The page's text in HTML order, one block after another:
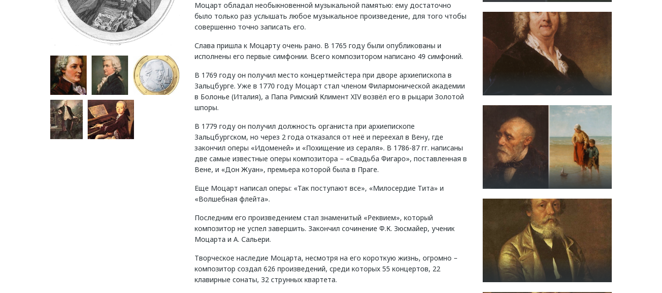
Моцарт обладал необыкновенной музыкальной памятью: ему достаточно
было только раз услышать любое музыкальное произведение, для того чтобы
совершенно точно записать его.
Слава пришла к Моцарту очень рано. В 1765 году были опубликованы и
исполнены его первые симфонии. Всего композитором написано 49 симфоний.
В 1769 году он получил место концертмейстера при дворе архиепископа в
Зальцбурге. Уже в 1770 году Моцарт стал членом Филармонической академии
в Болонье (Италия), а Папа Римский Климент XIV возвёл его в рыцари Золотой
шпоры.
В 1779 году он получил должность органиста при архиепископе
Зальцбургском, но через 2 года отказался от неё и переехал в Вену, где
закончил оперы «Идоменей» и «Похищение из сераля». В 1786-87 гг. написаны
две самые известные оперы композитора – «Свадьба Фигаро», поставленная в
Вене, и «Дон Жуан», премьера которой была в Праге.
Еще Моцарт написал оперы: «Так поступают все», «Милосердие Тита» и
«Волшебная флейта».
Последним его произведением стал знаменитый «Реквием», который
композитор не успел завершить. Закончил сочинение Ф.К. Зюсмайер, ученик
Моцарта и А. Сальери.
Творческое наследие Моцарта, несмотря на его короткую жизнь, огромно –
композитор создал 626 произведений, среди которых 55 концертов, 22
клавирные сонаты, 32 струнных квартета.